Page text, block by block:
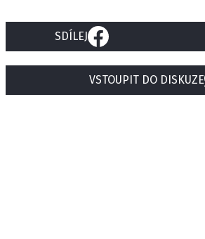
SDÍLEJ
VSTOUPIT DO DISKUZE